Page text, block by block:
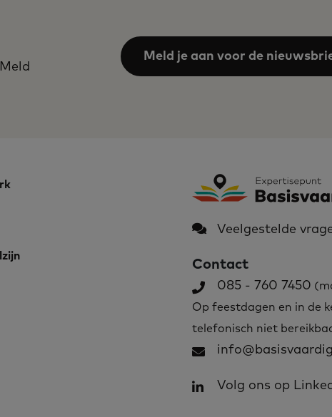
Meld je aan voor de
Veelgestelde
Contact
085 - 760 7450
Op feestdagen en in de
telefonisch niet
Volg ons op